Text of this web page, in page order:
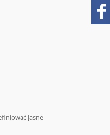
jasne